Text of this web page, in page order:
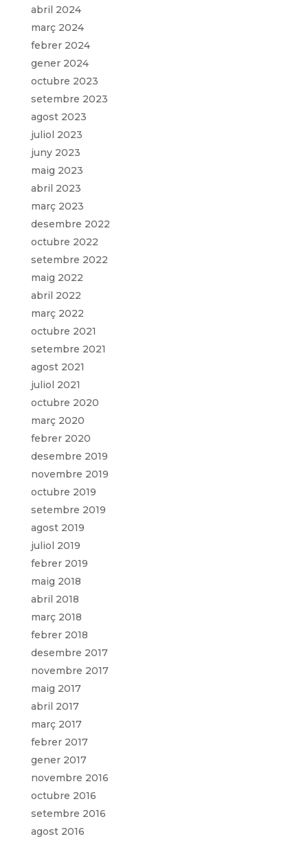
abril 2024
març 2024
febrer 2024
gener 2024
octubre 2023
setembre 2023
agost 2023
juliol 2023
juny 2023
maig 2023
abril 2023
març 2023
desembre 2022
octubre 2022
setembre 2022
maig 2022
abril 2022
març 2022
octubre 2021
setembre 2021
agost 2021
juliol 2021
octubre 2020
març 2020
febrer 2020
desembre 2019
novembre 2019
octubre 2019
setembre 2019
agost 2019
juliol 2019
febrer 2019
maig 2018
abril 2018
març 2018
febrer 2018
desembre 2017
novembre 2017
maig 2017
abril 2017
març 2017
febrer 2017
gener 2017
novembre 2016
octubre 2016
setembre 2016
agost 2016